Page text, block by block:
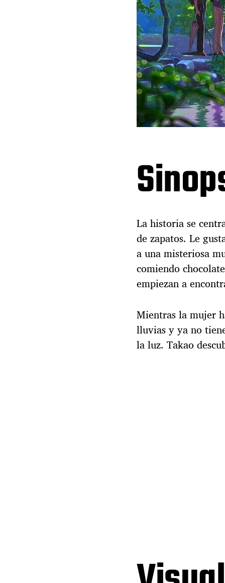
La historia se
de zapatos. Le
a una misteriosa
comiendo
empiezan a
Mientras la mujer
lluvias y ya no
la luz. Takao